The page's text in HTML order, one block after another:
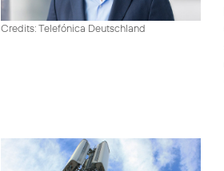
Credits: Telefónica Deutschland